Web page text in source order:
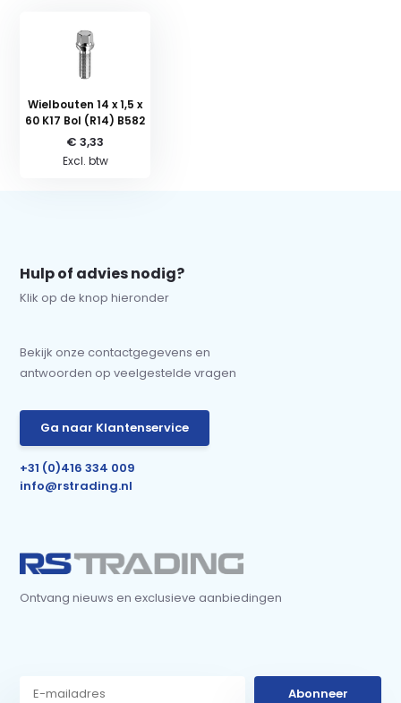
Wielbouten 14 x 1,5 x
60 K17 Bol (R14) B582
€ 3,33
Excl. btw
Hulp of advies nodig?
Klik op de knop hieronder
Bekijk onze contactgegevens en
antwoorden op veelgestelde vragen
Ga naar Klantenservice
+31 (0)416 334 009
info@rstrading.nl
Ontvang nieuws en exclusieve aanbiedingen
Abonneer